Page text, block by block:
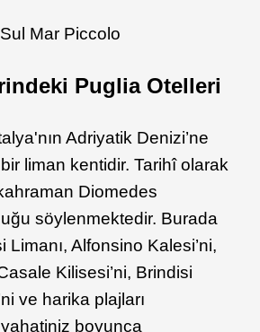
Mar Piccolo
Puglia Otelleri
Adriyatik Denizi’ne
bir liman kentidir. Tarihî olarak
Diomedes
söylenmektedir. Burada
Limanı, Alfonsino Kalesi’ni,
Kilisesi’ni, Brindisi
ve harika plajları
boyunca